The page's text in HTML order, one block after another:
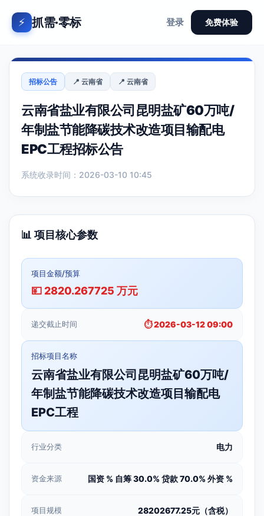
⚡ 抓需·零标 登录 免费体验
招标公告 📍 云南省 📍 云南省
云南省盐业有限公司昆明盐矿60万吨/
年制盐节能降碳技术改造项目输配电
EPC工程招标公告
系统收录时间：2026-03-10 10:45
📊 项目核心参数
项目金额/预算
💴 2820.267725 万元
递交截止时间 ⏱️ 2026-03-12 09:00
招标项目名称
云南省盐业有限公司昆明盐矿60万吨/
年制盐节能降碳技术改造项目输配电
EPC工程
行业分类 电力
资金来源 国资 % 自筹 30.0% 贷款 70.0% 外资 %
项目规模 28202677.25元（含税）